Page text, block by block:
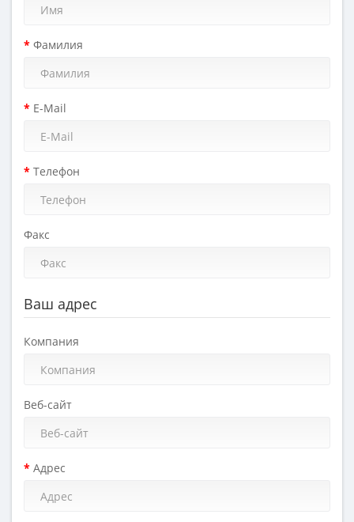
Фамилия
E-Mail
Телефон
Факс
Ваш адрес
Компания
Веб-сайт
Адрес